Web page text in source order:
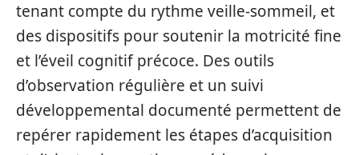
tenant compte du rythme veille-sommeil, et
des dispositifs pour soutenir la motricité fine
et l’éveil cognitif précoce. Des outils
d’observation régulière et un suivi
développemental documenté permettent de
repérer rapidement les étapes d’acquisition